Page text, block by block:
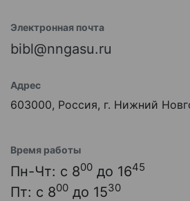
Электронная почта
bibl@nngasu.ru
Адрес
603000, Россия, г. Нижний
Время работы
Пн-Чт: с 800 до 1645
Пт: с 800 до 1530